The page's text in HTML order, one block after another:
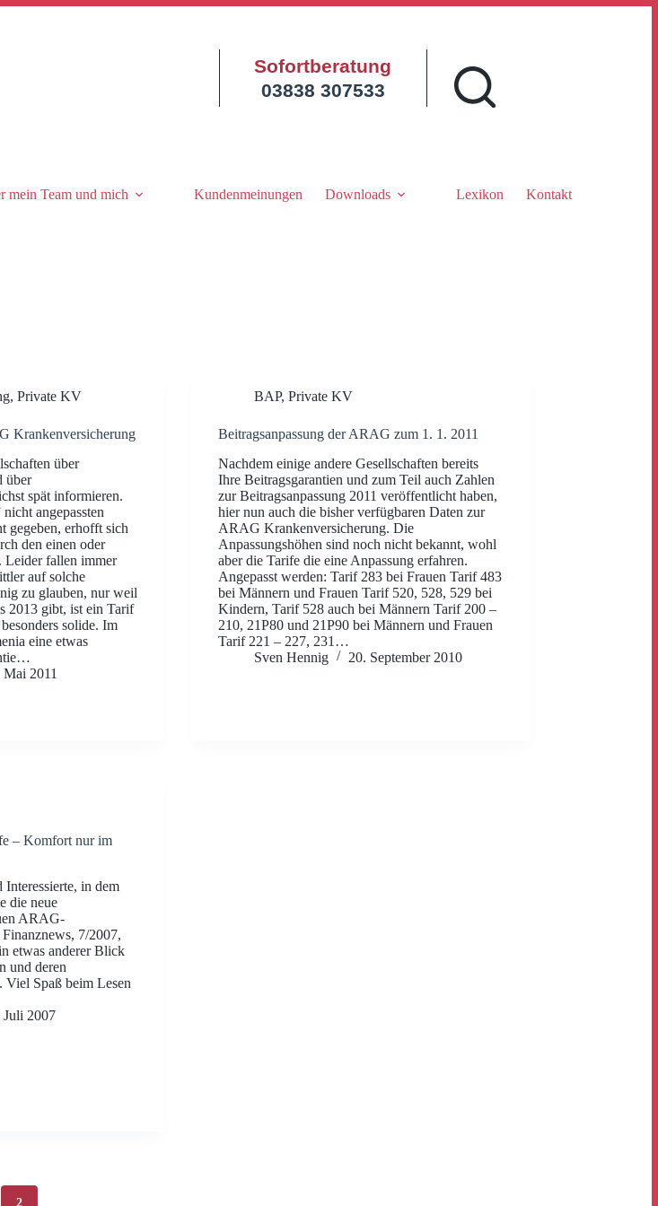
Sofortberatung
03838 307533
mein Team und mich Kundenmeinungen Downloads Lexikon Kontakt
, Private KV
Krankenversicherung
über
über
spät informieren.
angepassten
gegeben, erhofft sich
den einen oder
Leider fallen immer
auf solche
zu glauben, nur weil
2013 gibt, ist ein Tarif
solide. Im
eine etwas
Mai 2011
BAP,Private KV
Beitragsanpassung der ARAG zum 1. 1. 2011
Nachdem einige andere Gesellschaften bereits
Ihre Beitragsgarantien und zum Teil auch Zahlen
zur Beitragsanpassung 2011 veröffentlicht haben,
hier nun auch die bisher verfügbaren Daten zur
ARAG Krankenversicherung. Die
Anpassungshöhen sind noch nicht bekannt, wohl
aber die Tarife die eine Anpassung erfahren.
Angepasst werden: Tarif 283 bei Frauen Tarif 483
bei Männern und Frauen Tarif 520, 528, 529 bei
Kindern, Tarif 528 auch bei Männern Tarif 200 –
210, 21P80 und 21P90 bei Männern und Frauen
Tarif 221 – 227, 231…
Sven Hennig
20. September 2010
– Komfort nur im
in dem
die neue
ARAG-
7/2007,
etwas anderer Blick
und deren
Viel Spaß beim Lesen
Juli 2007
2